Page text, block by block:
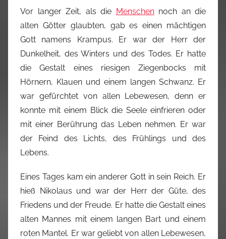
Vor langer Zeit, als die Menschennoch an die
alten Götter glaubten, gab es einen mächtigen
Gott namens Krampus. Er war der Herr der
Dunkelheit, des Winters und des Todes. Er hatte
die Gestalt eines riesigen Ziegenbocks mit
Hörnern, Klauen und einem langen Schwanz. Er
war gefürchtet von allen Lebewesen, denn er
konnte mit einem Blick die Seele einfrieren oder
mit einer Berührung das Leben nehmen. Er war
der Feind des Lichts, des Frühlings und des
Lebens.
Eines Tages kam ein anderer Gott in sein Reich. Er
hieß Nikolaus und war der Herr der Güte, des
Friedens und der Freude. Er hatte die Gestalt eines
alten Mannes mit einem langen Bart und einem
roten Mantel. Er war geliebt von allen Lebewesen,